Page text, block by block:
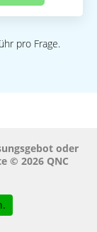
pro Frage.
oder
© 2026 QNC